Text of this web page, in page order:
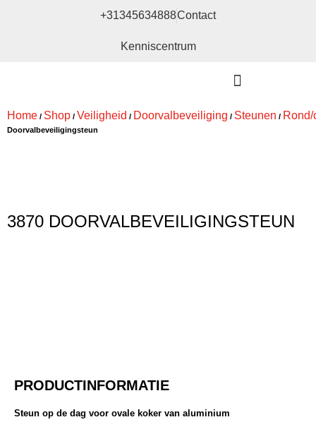
+31345634888Contact
Kenniscentrum
Home / Shop / Veiligheid / Doorvalbeveiliging / Steunen /
Doorvalbeveiligingsteun
3870 DOORVALBEVEILIGINGSTEUN
PRODUCTINFORMATIE
Steun op de dag voor ovale koker van aluminium